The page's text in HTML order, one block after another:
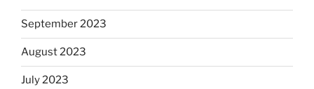
September 2023
August 2023
July 2023